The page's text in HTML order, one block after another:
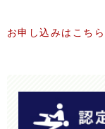
お申し込みはこちら